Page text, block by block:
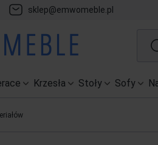
sklep@emwomeble.pl
Krzesła Stoły Sofy